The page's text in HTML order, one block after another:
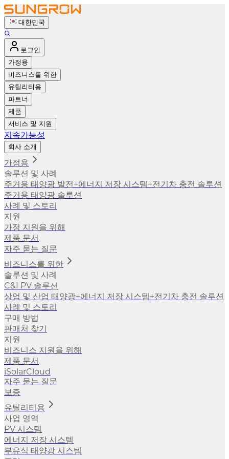
대한민국
로그인
가정용
비즈니스를 위한
유틸리티용
파트너
제품
서비스 및 지원
지속가능성
회사 소개
가정용
솔루션 및 사례
주거용 태양광 발전+에너지 저장 시스템+전기차 충전 솔루션
주거용 태양광 솔루션
사례 및 스토리
지원
가정 지원을 위해
제품 문서
자주 묻는 질문
비즈니스를 위한
솔루션 및 사례
C&I PV 솔루션
상업 및 산업 태양광+에너지 저장 시스템+전기차 충전 솔루션
사례 및 스토리
구매 방법
판매처 찾기
지원
비즈니스 지원을 위해
제품 문서
iSolarCloud
자주 묻는 질문
보증
유틸리티용
사업 영역
PV 시스템
에너지 저장 시스템
부유식 태양광 시스템